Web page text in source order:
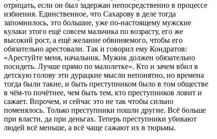
отрицать, если он был задержан непосредственно в процессе
избиения. Единственное, что Сахарову в деле тогда
запомнилось, это большие, уже по-настоящему мужские
кулаки этого ещё совсем мальчика по возрасту, его же
высокий рост, а ещё желание обвиняемого, чтобы его
обязательно арестовали. Так и говорил ему Кондратов:
«Арестуйте меня, начальник. Мужик должен обязательно
посидеть. Лучше прямо по малолетке». Кто и зачем вбил в
детскую голову эти дурацкие мысли непонятно, но времена
тогда были такие, и быть преступником было в том обществе
в чём-то почётнее, чем быть тем, кто преступников ловит и
сажает. Впрочем, и сейчас это не так чтобы сильно
поменялось. Только преступники пошли другие. Всё больше
при власти, да при деньгах. Теперь преступники убивают
людей всё меньше, а всё чаще сажают их в тюрьмы.